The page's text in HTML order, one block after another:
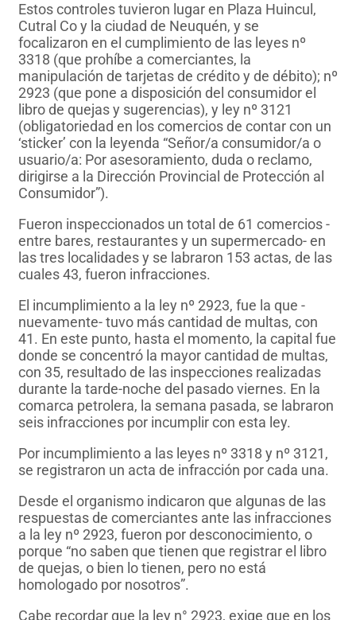
Estos controles tuvieron lugar en Plaza Huincul,
Cutral Co y la ciudad de Neuquén, y se
focalizaron en el cumplimiento de las leyes nº
3318 (que prohíbe a comerciantes, la
manipulación de tarjetas de crédito y de débito); nº
2923 (que pone a disposición del consumidor el
libro de quejas y sugerencias), y ley nº 3121
(obligatoriedad en los comercios de contar con un
‘sticker’ con la leyenda “Señor/a consumidor/a o
usuario/a: Por asesoramiento, duda o reclamo,
dirigirse a la Dirección Provincial de Protección al
Consumidor”).
Fueron inspeccionados un total de 61 comercios -
entre bares, restaurantes y un supermercado- en
las tres localidades y se labraron 153 actas, de las
cuales 43, fueron infracciones.
El incumplimiento a la ley nº 2923, fue la que -
nuevamente- tuvo más cantidad de multas, con
41. En este punto, hasta el momento, la capital fue
donde se concentró la mayor cantidad de multas,
con 35, resultado de las inspecciones realizadas
durante la tarde-noche del pasado viernes. En la
comarca petrolera, la semana pasada, se labraron
seis infracciones por incumplir con esta ley.
Por incumplimiento a las leyes nº 3318 y nº 3121,
se registraron un acta de infracción por cada una.
Desde el organismo indicaron que algunas de las
respuestas de comerciantes ante las infracciones
a la ley nº 2923, fueron por desconocimiento, o
porque “no saben que tienen que registrar el libro
de quejas, o bien lo tienen, pero no está
homologado por nosotros”.
Cabe recordar que la ley n° 2923, exige que en los